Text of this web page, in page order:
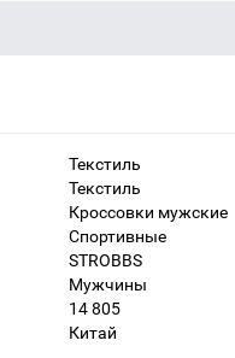
Текстиль
Текстиль
Кроссовки мужские
Спортивные
STROBBS
Мужчины
14 805
Китай